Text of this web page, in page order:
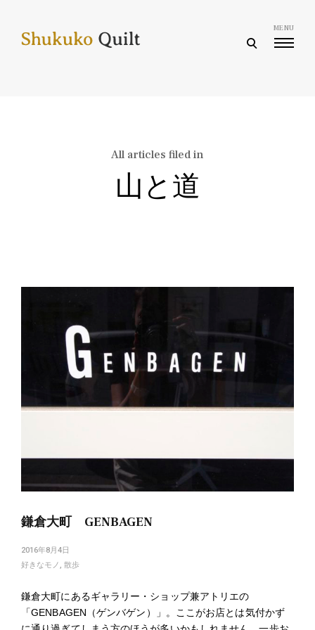
content
open
MENU
All articles filed in
山と道
鎌倉大町 GENBAGEN
2016年8月4日
好きなモノ , 散歩
鎌倉大町にあるギャラリー・ショップ兼アトリエの
「GENBAGEN（ゲンバゲン）」。ここがお店とは気付かず